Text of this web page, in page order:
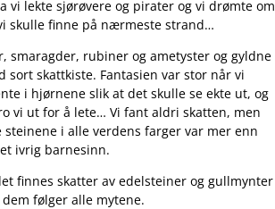
vi lekte sjørøvere og pirater og vi drømte om
skulle finne på nærmeste strand…
smaragder, rubiner og ametyster og gyldne
sort skattkiste. Fantasien var stor når vi
i hjørnene slik at det skulle se ekte ut, og
vi ut for å lete… Vi fant aldri skatten, men
i alle verdens farger var mer enn
ivrig barnesinn.
finnes skatter av edelsteiner og gullmynter
følger alle mytene.